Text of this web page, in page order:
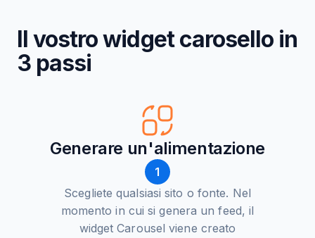
Il vostro widget carosello in
3 passi
Generare un'alimentazione
1
Scegliete qualsiasi sito o fonte. Nel
momento in cui si genera un feed, il
widget Carousel viene creato